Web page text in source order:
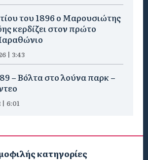
του 1896 ο Μαρουσιώτης
κερδίζει στον πρώτο
| 3:43
– Βόλτα στο λούνα παρκ –
| 6:01
κατηγορίες